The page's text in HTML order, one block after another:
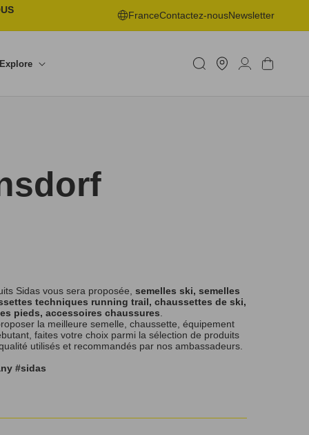
FranceContactez-nousNewsletter
Explore
un
shop
ConnexionPanier
Sidas vous sera proposée, semelles ski, semelles
techniques running trail, chaussettes de ski,
pieds, accessoires chaussures
la meilleure semelle, chaussette, équipement
faites votre choix parmi la sélection de produits
utilisés et recommandés par nos ambassadeurs.
#sidas